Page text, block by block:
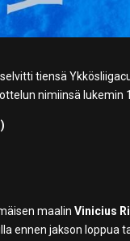
tiensä
nimiinsä lukemin
maalinVinicius
ennen jakson loppua